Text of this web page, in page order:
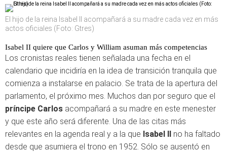
El hijo de la reina Isabel II acompañará a su madre cada vez en más
actos oficiales (Foto: Gtres)
Isabel II quiere que Carlos y William asuman más competencias
Los cronistas reales tienen señalada una fecha en el
calendario que incidiría en la idea de transición tranquila que
comienza a instalarse en palacio. Se trata de la apertura del
parlamento, el próximo mes. Muchos dan por seguro que el
príncipe Carlos acompañará a su madre en este menester
y que este año será diferente. Una de las citas más
relevantes en la agenda real y a la que Isabel II no ha faltado
desde que asumiera el trono en 1952. Sólo se ausentó en